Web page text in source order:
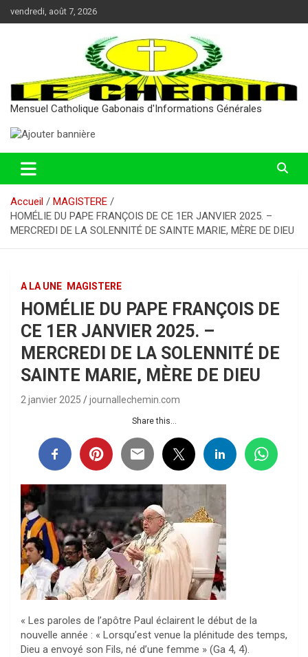
au
vendredi, août 7, 2026
Mensuel Catholique Gabonais d'Informations Générales
Accueil
MAGISTERE
HOMÉLIE DU PAPE FRANÇOIS DE CE 1ER JANVIER 2025. –
MERCREDI DE LA SOLENNITÉ DE SAINTE MARIE, MÈRE DE DIEU
A LA UNE MAGISTERE
HOMÉLIE DU PAPE FRANÇOIS DE
CE 1ER JANVIER 2025. –
MERCREDI DE LA SOLENNITÉ DE
SAINTE MARIE, MÈRE DE DIEU
2 janvier 2025 journallechemin.com
Share this...
« Les paroles de l’apôtre Paul éclairent le début de la
nouvelle année : « Lorsqu’est venue la plénitude des temps,
Dieu a envoyé son Fils, né d’une femme » (Ga 4, 4).